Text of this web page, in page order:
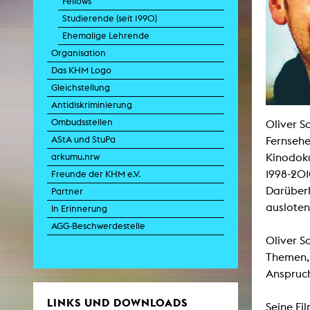
Studierende (seit 1990)
Ehemalige Lehrende
Organisation
Das KHM Logo
Gleichstellung
Antidiskriminierung
Ombudsstellen
AStA und StuPa
arkumu.nrw
Freunde der KHM e.V.
Partner
In Erinnerung
AGG-Beschwerdestelle
LINKS UND DOWNLOADS
Oliver
1998-
Oliver
Seine